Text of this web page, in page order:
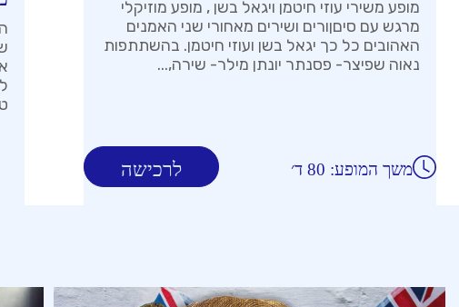
מופע משירי עוזי חיטמן ויגאל בשן , מופע מוזיקלי
מרגש עם סיםןורים ושירים מאחורי שני האמנים
האהובים כל כך יגאל בשן ועוזי חיטמן. בהשתתפות
נאוה שפיצר- פסנתר יונתן מילר- שירה,...
לרכישה משך המופע: 80 ד׳